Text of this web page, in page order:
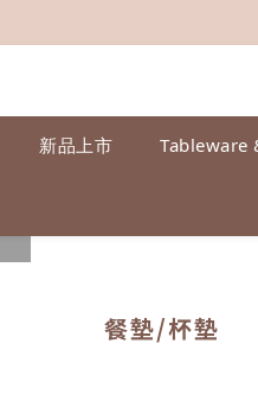
新品上市 Tableware
餐墊/杯墊